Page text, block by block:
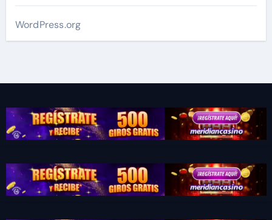
WordPress.org